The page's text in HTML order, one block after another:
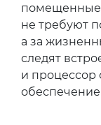
помещенные
не требуют
а за
следят
и